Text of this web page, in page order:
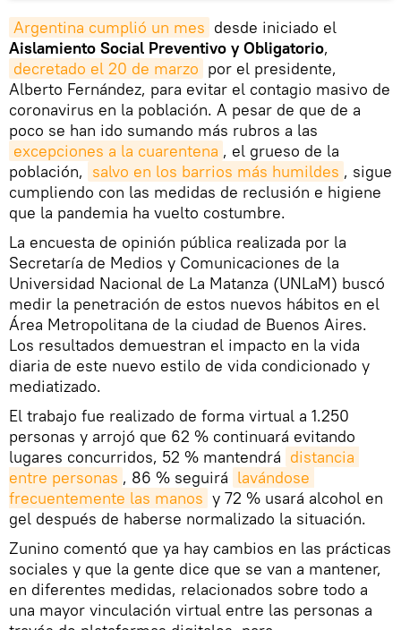
Argentina cumplió un mes desde iniciado el
Aislamiento Social Preventivo y Obligatorio,
decretado el 20 de marzo por el presidente,
Alberto Fernández, para evitar el contagio masivo de
coronavirus en la población. A pesar de que de a
poco se han ido sumando más rubros a las
excepciones a la cuarentena , el grueso de la
población, salvo en los barrios más humildes , sigue
cumpliendo con las medidas de reclusión e higiene
que la pandemia ha vuelto costumbre.
La encuesta de opinión pública realizada por la
Secretaría de Medios y Comunicaciones de la
Universidad Nacional de La Matanza (UNLaM) buscó
medir la penetración de estos nuevos hábitos en el
Área Metropolitana de la ciudad de Buenos Aires.
Los resultados demuestran el impacto en la vida
diaria de este nuevo estilo de vida condicionado y
mediatizado.
El trabajo fue realizado de forma virtual a 1.250
personas y arrojó que 62 % continuará evitando
lugares concurridos, 52 % mantendrá distancia
entre personas , 86 % seguirá lavándose
frecuentemente las manos y 72 % usará alcohol en
gel después de haberse normalizado la situación.
Zunino comentó que ya hay cambios en las prácticas
sociales y que la gente dice que se van a mantener,
en diferentes medidas, relacionados sobre todo a
una mayor vinculación virtual entre las personas a